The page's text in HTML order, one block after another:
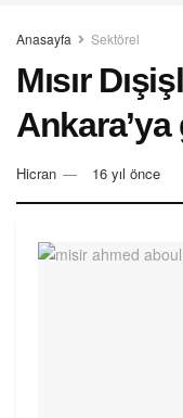
Anasayfa Sektörel
Mısır
Hicran 16 yıl önce